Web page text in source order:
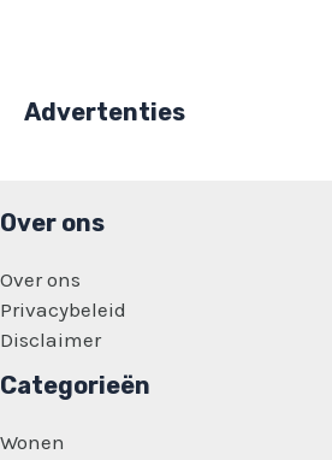
Advertenties
Over ons
Over ons
Privacybeleid
Disclaimer
Categorieën
Wonen